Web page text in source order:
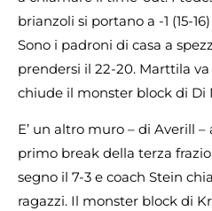
brianzoli si portano a -1 (15-
Sono i padroni di casa a
prendersi il 22-20. Marttila
chiude il monster block di Di
E’ un altro muro – di Averill
primo break della terza
segno il 7-3 e coach Stein
ragazzi. Il monster block di